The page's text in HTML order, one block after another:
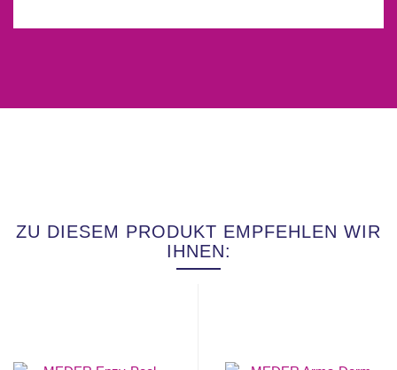
ZU DIESEM PRODUKT EMPFEHLEN WIR
IHNEN: